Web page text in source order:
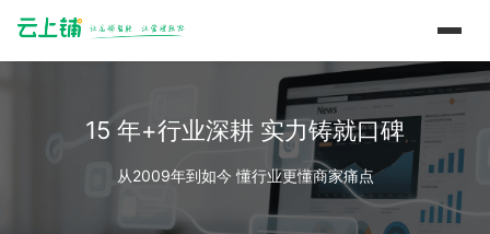
15 年+行业深耕 实力铸就口碑
从2009年到如今 懂行业更懂商家痛点